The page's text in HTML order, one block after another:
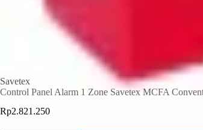
Savetex
Control Panel Alarm 1 Zone Savetex MCFA
Rp2.821.250